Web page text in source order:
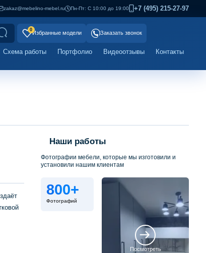
zakaz@mebelino-mebel.ru Пн-Пт: С 10:00 до 19:00 +7 (495) 215-27-97
0
Избранные модели Заказать звонок
Схема работы Портфолио Видеоотзывы Контакты
Наши работы
Фотографии мебели, которые мы изготовили и
установили нашим клиентам
800+
Фотографий
Посмотреть